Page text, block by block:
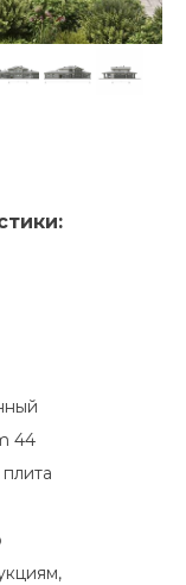
44